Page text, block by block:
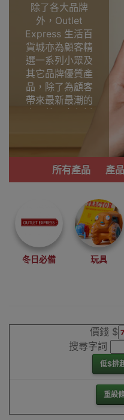
除了各大品牌
外，Outlet
Express 生活百
貨城亦為顧客精
選一系列小眾及
其它品牌優質產
品，除了為顧客
帶來最新最潮的
產品外，亦包括
功能齊備的產
品。
我們每月會固定
尋找最更新、最
潮、有特色而且
優惠的優質產
品，從用家的角
度為你帶來你的
最好選擇。
所有產品 產
冬日必備 玩具
價錢 $
搜尋字詞
低$排
重設